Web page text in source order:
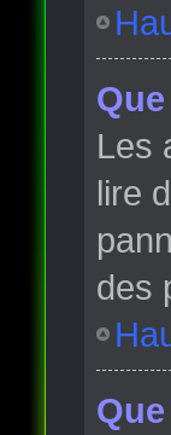
Les
lire
des